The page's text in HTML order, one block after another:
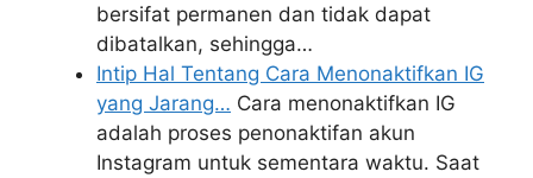
bersifat permanen dan tidak dapat
dibatalkan, sehingga…
Intip Hal Tentang Cara Menonaktifkan IG
yang Jarang… Cara menonaktifkan IG
adalah proses penonaktifan akun
Instagram untuk sementara waktu. Saat